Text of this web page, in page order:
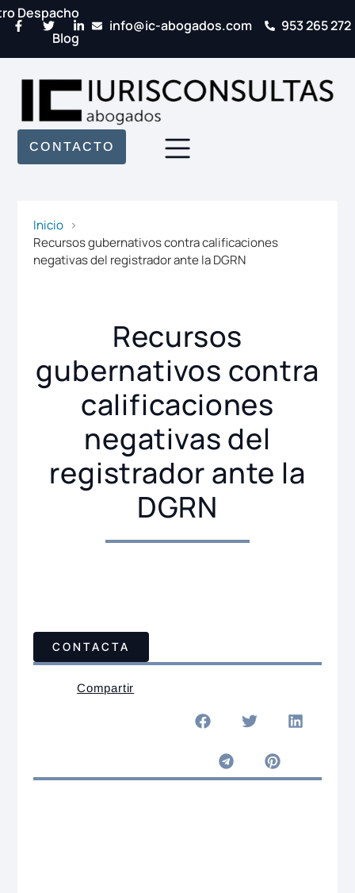
Despacho
Blog
info@ic-abogados.com 953 265 272
CONTACTO
Inicio
Recursos gubernativos contra calificaciones
negativas del registrador ante la DGRN
Recursos
gubernativos contra
calificaciones
negativas del
registrador ante la
DGRN
CONTACTA
Compartir